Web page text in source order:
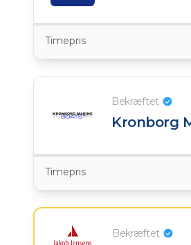
Timepris
Bekræftet
Kronborg
Timepris
Bekræftet